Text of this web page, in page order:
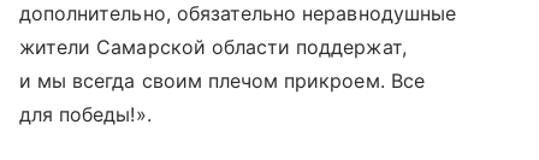
дополнительно, обязательно неравнодушные
жители Самарской области поддержат,
и мы всегда своим плечом прикроем. Все
для победы!».